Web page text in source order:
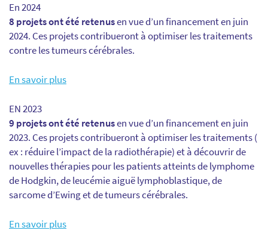
En 2024
8 projets ont été retenusen vue d’un financement en juin
2024. Ces projets contribueront à optimiser les traitements
contre les tumeurs cérébrales.
En savoir plus
EN 2023
9 projets ont été retenusen vue d’un financement en juin
2023. Ces projets contribueront à optimiser les traitements (
ex : réduire l’impact de la radiothérapie) et à découvrir de
nouvelles thérapies pour les patients atteints de lymphome
de Hodgkin, de leucémie aiguë lymphoblastique, de
sarcome d’Ewing et de tumeurs cérébrales.
En savoir plus